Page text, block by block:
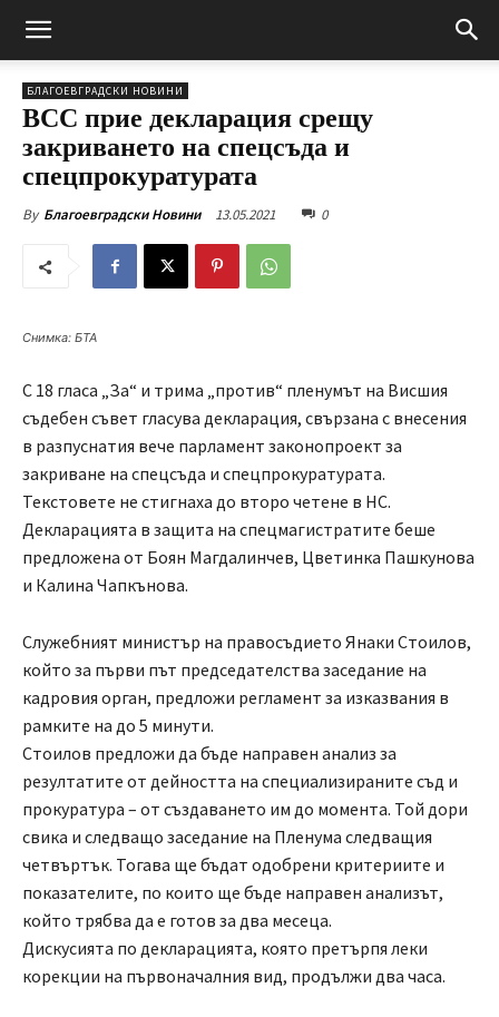
БЛАГОЕВГРАДСКИ НОВИНИ
ВСС прие декларация срещу
закриването на спецсъда и
спецпрокуратурата
By Благоевградски Новини 13.05.2021 0
Снимка: БТА
С 18 гласа „За“ и трима „против“ пленумът на Висшия
съдебен съвет гласува декларация, свързана с внесения
в разпуснатия вече парламент законопроект за
закриване на спецсъда и спецпрокуратурата.
Текстовете не стигнаха до второ четене в НС.
Декларацията в защита на спецмагистратите беше
предложена от Боян Магдалинчев, Цветинка Пашкунова
и Калина Чапкънова.
Служебният министър на правосъдието Янаки Стоилов,
който за първи път председателства заседание на
кадровия орган, предложи регламент за изказвания в
рамките на до 5 минути.
Стоилов предложи да бъде направен анализ за
резултатите от дейността на специализираните съд и
прокуратура – от създаването им до момента. Той дори
свика и следващо заседание на Пленума следващия
четвъртък. Тогава ще бъдат одобрени критериите и
показателите, по които ще бъде направен анализът,
който трябва да е готов за два месеца.
Дискусията по декларацията, която претърпя леки
корекции на първоначалния вид, продължи два часа.